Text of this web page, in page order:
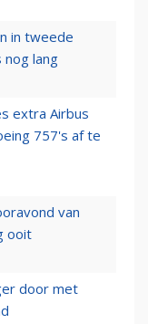
in tweede
nog lang
extra Airbus
757's af te
van
ooit
door met